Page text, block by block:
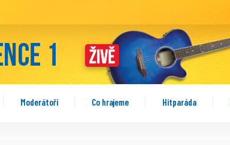
Moderátoři Co hrajeme Hitparáda